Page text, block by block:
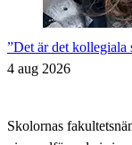
”Det är det kollegiala
4 aug 2026
Skolornas